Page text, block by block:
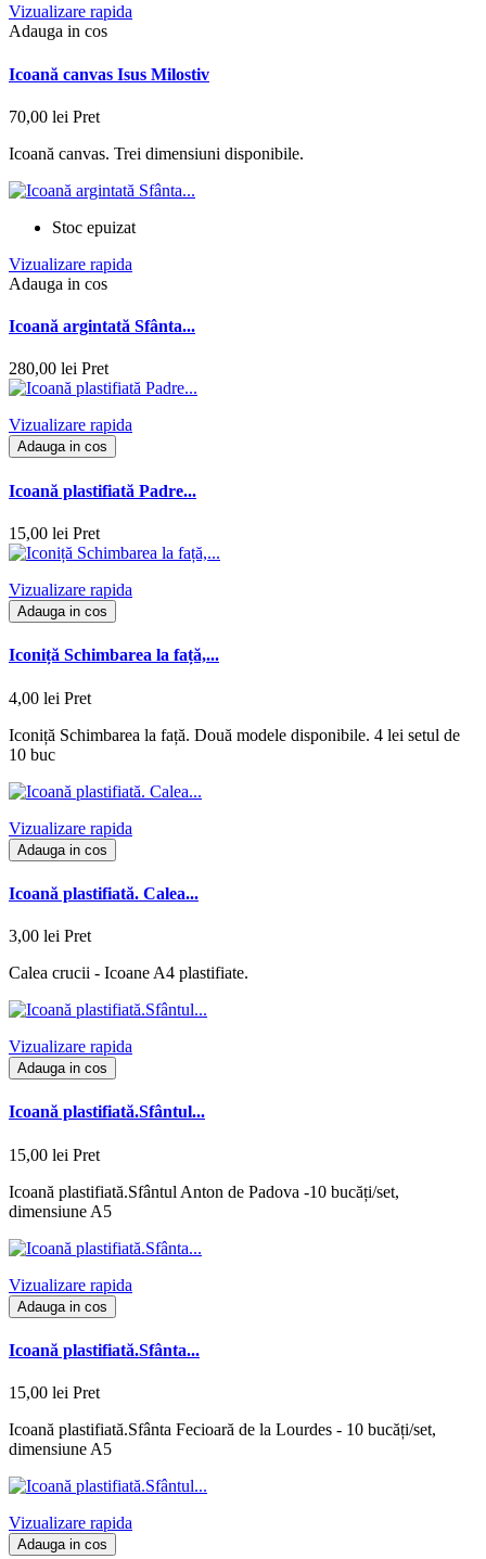
Vizualizare rapida
Adauga in cos
Icoană canvas Isus Milostiv
70,00 lei Pret
Icoană canvas. Trei dimensiuni disponibile.
Stoc epuizat
Vizualizare rapida
Adauga in cos
Icoană argintată Sfânta...
280,00 lei Pret
Vizualizare rapida
Adauga in cos
Icoană plastifiată Padre...
15,00 lei Pret
Vizualizare rapida
Adauga in cos
Iconiță Schimbarea la față,...
4,00 lei Pret
Iconiță Schimbarea la față. Două modele disponibile. 4 lei setul de
10 buc
Vizualizare rapida
Adauga in cos
Icoană plastifiată. Calea...
3,00 lei Pret
Calea crucii - Icoane A4 plastifiate.
Vizualizare rapida
Adauga in cos
Icoană plastifiată.Sfântul...
15,00 lei Pret
Icoană plastifiată.Sfântul Anton de Padova -10 bucăți/set,
dimensiune A5
Vizualizare rapida
Adauga in cos
Icoană plastifiată.Sfânta...
15,00 lei Pret
Icoană plastifiată.Sfânta Fecioară de la Lourdes - 10 bucăți/set,
dimensiune A5
Vizualizare rapida
Adauga in cos